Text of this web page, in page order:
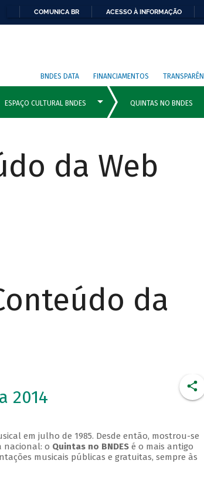
COMUNICA BR ACESSO À INFORMAÇÃO
BNDES DATA FINANCIAMENTOS
da Web
da
2014
em julho de 1985. Desde então, mostrou-se
nacional: o Quintas no BNDESé o mais antigo
musicais públicas e gratuitas, sempre às